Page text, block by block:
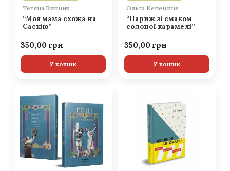
Тетяна Винник
“Моя мама схожа на
Саскію”
350,00
У кошик
Ольга Кепецине
“Париж зі смаком
солоної карамелі”
350,00
У кошик